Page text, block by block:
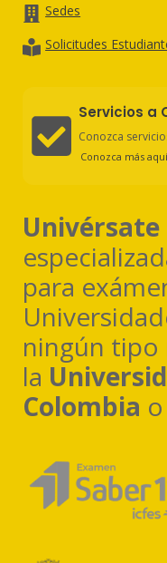
Sedes
Solicitudes
Servicios a
Conozca
Conozca más aquí
Univérsate
para
ningún tipo
la
Colombia